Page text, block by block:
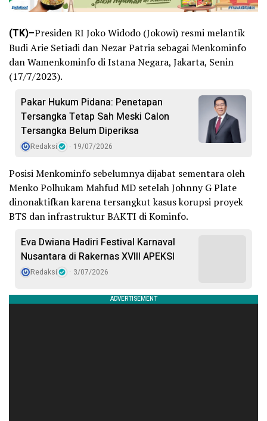
(TK)–Presiden RI Joko Widodo (Jokowi) resmi melantik
Budi Arie Setiadi dan Nezar Patria sebagai Menkominfo
dan Wamenkominfo di Istana Negara, Jakarta, Senin
(17/7/2023).
Pakar Hukum Pidana: Penetapan
Tersangka Tetap Sah Meski Calon
Tersangka Belum Diperiksa
Redaksi 19/07/2026
Posisi Menkominfo sebelumnya dijabat sementara oleh
Menko Polhukam Mahfud MD setelah Johnny G Plate
dinonaktifkan karena tersangkut kasus korupsi proyek
BTS dan infrastruktur BAKTI di Kominfo.
Eva Dwiana Hadiri Festival Karnaval
Nusantara di Rakernas XVIII APEKSI
Redaksi 3/07/2026